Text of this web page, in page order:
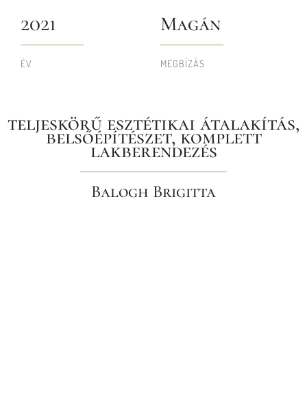
2021
ÉV
Magán
MEGBÍZÁS
teljeskörű esztétikai átalakítás,
belsőépítészet, komplett
lakberendezés
Balogh Brigitta